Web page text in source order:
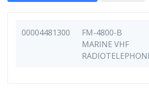
00004481300
FM-4800-B
MARINE VHF